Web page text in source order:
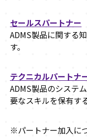
セールスパートナー
ADMS製品に関する
す。
テクニカルパートナ
ADMS製品のシステ
要なスキルを保有す
※パートナー加入に